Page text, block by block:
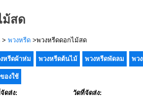
ม้สด
> พวงหรีด >พวงหรีดดอกไม้สด
หรีดผ้าห่ม พวงหรีดต้นไม้ พวงหรีดพัดลม พว
องใช้
ดส่ง: วัดที่จัดส่ง: